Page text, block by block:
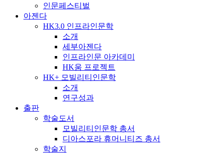
인문페스티벌
아젠다
HK3.0 인프라인문학
소개
세부아젠다
인프라인문 아카데미
HK움 프로젝트
HK+ 모빌리티인문학
소개
연구성과
출판
학술도서
모빌리티인문학 총서
디아스포라 휴머니티즈 총서
학술지